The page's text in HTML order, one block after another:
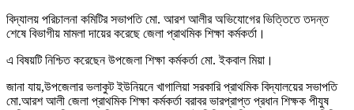
বিদ্যালয় পরিচালনা কমিটির সভাপতি মো. আরশ আলীর অভিযোগের ভিত্তিতে তদন্ত
শেষে বিভাগীয় মামলা দায়ের করেছে জেলা প্রাথমিক শিক্ষা কর্মকর্তা।
এ বিষয়টি নিশ্চিত করেছেন উপজেলা শিক্ষা কর্মকর্তা মো. ইকবাল মিয়া।
জানা যায়,উপজেলার ভলাকুট ইউনিয়নে খাগালিয়া সরকারি প্রাথমিক বিদ্যালয়ের সভাপতি
মো.আরশ আলী জেলা প্রাথমিক শিক্ষা কর্মকর্তা বরাবর ভারপ্রাপ্ত প্রধান শিক্ষক পীযুষ